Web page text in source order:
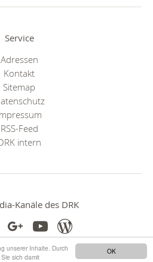
OK
unserer Inhalte. Durch
sich damit
Service
Adressen
Kontakt
Sitemap
RSS-Feed
intern
Kanäle des DRK